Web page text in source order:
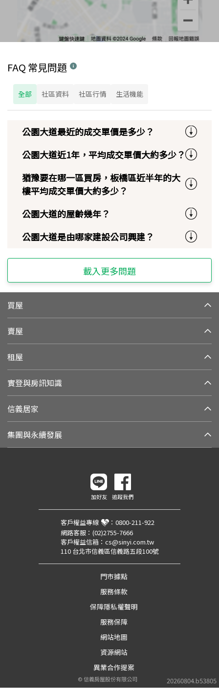
FAQ 常見問題
全部 社區資料 社區行情 生活機能
公園大道最近的成交單價是多少？
公園大道近1年，平均成交單價大約多少？
猶豫要在哪一區買房，板橋區近半年的大
樓平均成交單價大約多少？
公園大道的屋齡幾年？
公園大道是由哪家建設公司興建？
載入更多問題
買屋
賣屋
租屋
實登與房訊知識
信義居家
集團與永續發展
20260804.b53805
加好友 追蹤我們
客戶權益專線 ： 0800-211-922
網路客服： (02)2755-7666
客戶權益信箱： cs@sinyi.com.tw
110 台北市信義區信義路五段100號
門市據點
服務條款
保障隱私權聲明
服務保障
網站地圖
資源網站
異業合作提案
©信義房屋股份有限公司